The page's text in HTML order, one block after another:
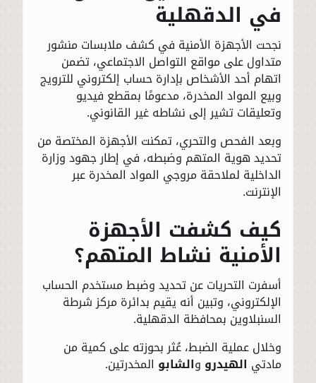
في الدقهلية
نجحت الأجهزة الأمنية في كشف ملابسات منشور
متداول على مواقع التواصل الاجتماعي، تضمن
اتهام أحد الأشخاص بإدارة حساب إلكتروني للترويج
وبيع المواد المخدرة، مدعومًا بمقطع فيديو
وتعليقات تشير إلى نشاطه غير القانوني.
وبعد الفحص والتحري، تمكنت الأجهزة المختصة من
تحديد هوية المتهم وضبطه، في إطار جهود وزارة
الداخلية لملاحقة مروجي المواد المخدرة عبر
الإنترنت.
كيف كشفت الأجهزة
الأمنية نشاط المتهم؟
أسفرت التحريات عن تحديد وضبط مستخدم الحساب
الإلكتروني، وتبين أنه يقيم بدائرة مركز شرطة
السنبلاوين بمحافظة الدقهلية.
وخلال عملية الضبط، عُثر بحوزته على كمية من
مادتي الهيدرو والشابو المخدرتين.